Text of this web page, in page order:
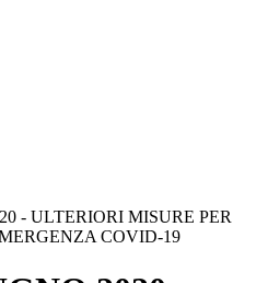
- ULTERIORI MISURE PER
COVID-19